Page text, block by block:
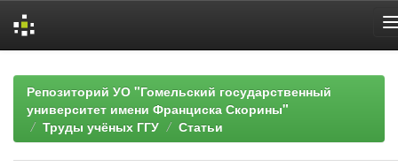
navigationРепозиторий УО "Гомельский государственный
университет имени Франциска Скорины"
Труды учёных ГГУ
Статьи